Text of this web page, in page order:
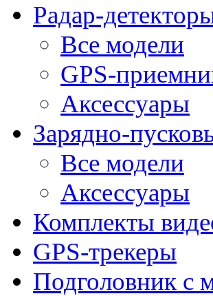
Радар-
Все модели
GPS-
Аксессуары
Зарядно-
Все модели
Аксессуары
Комплекты
GPS-трекеры
Подголовник с